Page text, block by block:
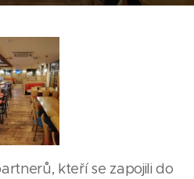
kteří se zapojili do